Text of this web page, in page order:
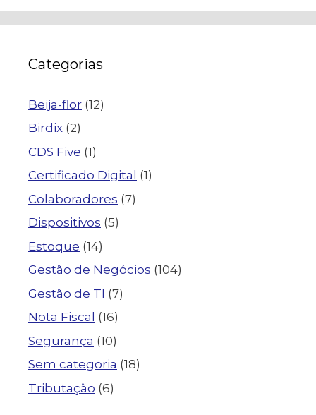
Categorias
Beija-flor (12)
Birdix (2)
CDS Five (1)
Certificado Digital (1)
Colaboradores (7)
Dispositivos (5)
Estoque (14)
Gestão de Negócios (104)
Gestão de TI (7)
Nota Fiscal (16)
Segurança (10)
Sem categoria (18)
Tributação (6)